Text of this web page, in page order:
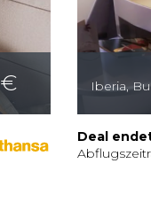
€ Iberia,
Deal